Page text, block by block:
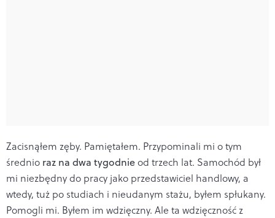
Zacisnąłem zęby. Pamiętałem. Przypominali mi o tym
średnio raz na dwa tygodnieod trzech lat. Samochód był
mi niezbędny do pracy jako przedstawiciel handlowy, a
wtedy, tuż po studiach i nieudanym stażu, byłem spłukany.
Pomogli mi. Byłem im wdzięczny. Ale ta wdzięczność z